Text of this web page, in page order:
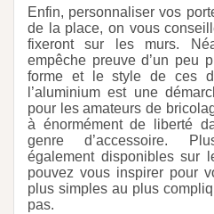
Enfin, personnaliser vos
de la place, on vous
fixeront sur les murs.
empêche preuve d’un peu
forme et le style de ces
l’aluminium est une
pour les amateurs de
à énormément de liberté
genre d’accessoire.
également disponibles sur
pouvez vous inspirer pour
plus simples au plus
pas.